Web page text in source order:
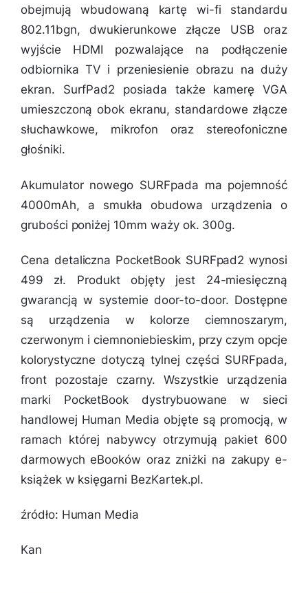
obejmują wbudowaną kartę wi-fi standardu
802.11bgn, dwukierunkowe złącze USB oraz
wyjście HDMI pozwalające na podłączenie
odbiornika TV i przeniesienie obrazu na duży
ekran. SurfPad2 posiada także kamerę VGA
umieszczoną obok ekranu, standardowe złącze
słuchawkowe, mikrofon oraz stereofoniczne
głośniki.
Akumulator nowego SURFpada ma pojemność
4000mAh, a smukła obudowa urządzenia o
grubości poniżej 10mm waży ok. 300g.
Cena detaliczna PocketBook SURFpad2 wynosi
499 zł. Produkt objęty jest 24-miesięczną
gwarancją w systemie door-to-door. Dostępne
są urządzenia w kolorze ciemnoszarym,
czerwonym i ciemnoniebieskim, przy czym opcje
kolorystyczne dotyczą tylnej części SURFpada,
front pozostaje czarny. Wszystkie urządzenia
marki PocketBook dystrybuowane w sieci
handlowej Human Media objęte są promocją, w
ramach której nabywcy otrzymują pakiet 600
darmowych eBooków oraz zniżki na zakupy e-
książek w księgarni BezKartek.pl.
źródło: Human Media
Kan